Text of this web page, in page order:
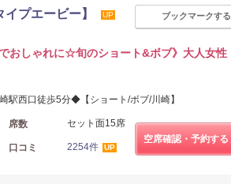
プエービー】 UP ブックマークする
おしゃれに☆旬のショート&ボブ》大人女性
西口徒歩5分◆【ショート/ボブ/川崎】
席数 セット面15席
口コミ 2254件 UP
空席確認・予約する